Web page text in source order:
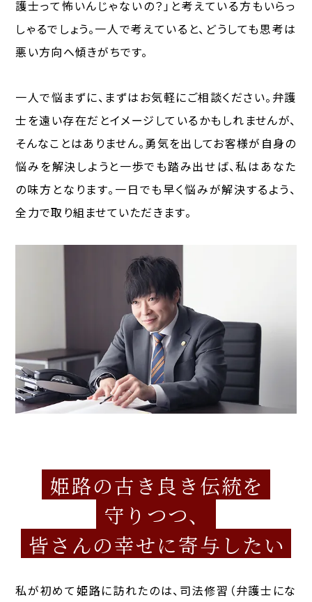
護士って怖いんじゃないの？」と考えている方もいらっ
しゃるでしょう。一人で考えていると、どうしても思考は
悪い方向へ傾きがちです。
一人で悩まずに、まずはお気軽にご相談ください。弁護
士を遠い存在だとイメージしているかもしれませんが、
そんなことはありません。勇気を出してお客様が自身の
悩みを解決しようと一歩でも踏み出せば、私はあなた
の味方となります。一日でも早く悩みが解決するよう、
全力で取り組ませていただきます。
姫路の古き良き伝統を
守りつつ、
皆さんの幸せに寄与したい
私が初めて姫路に訪れたのは、司法修習（弁護士にな